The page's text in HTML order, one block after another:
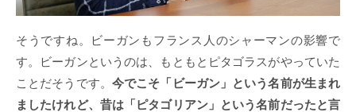
そうですね。ビーガンもフランス人のシャーマンの影響で
す。ビーガンというのは、もともとピタゴラスがやっていた
ことだそうです。 今でこそ「ビーガン」という名前が生まれ
ましたけれど、昔は「ピタゴリアン」という名前だったと言